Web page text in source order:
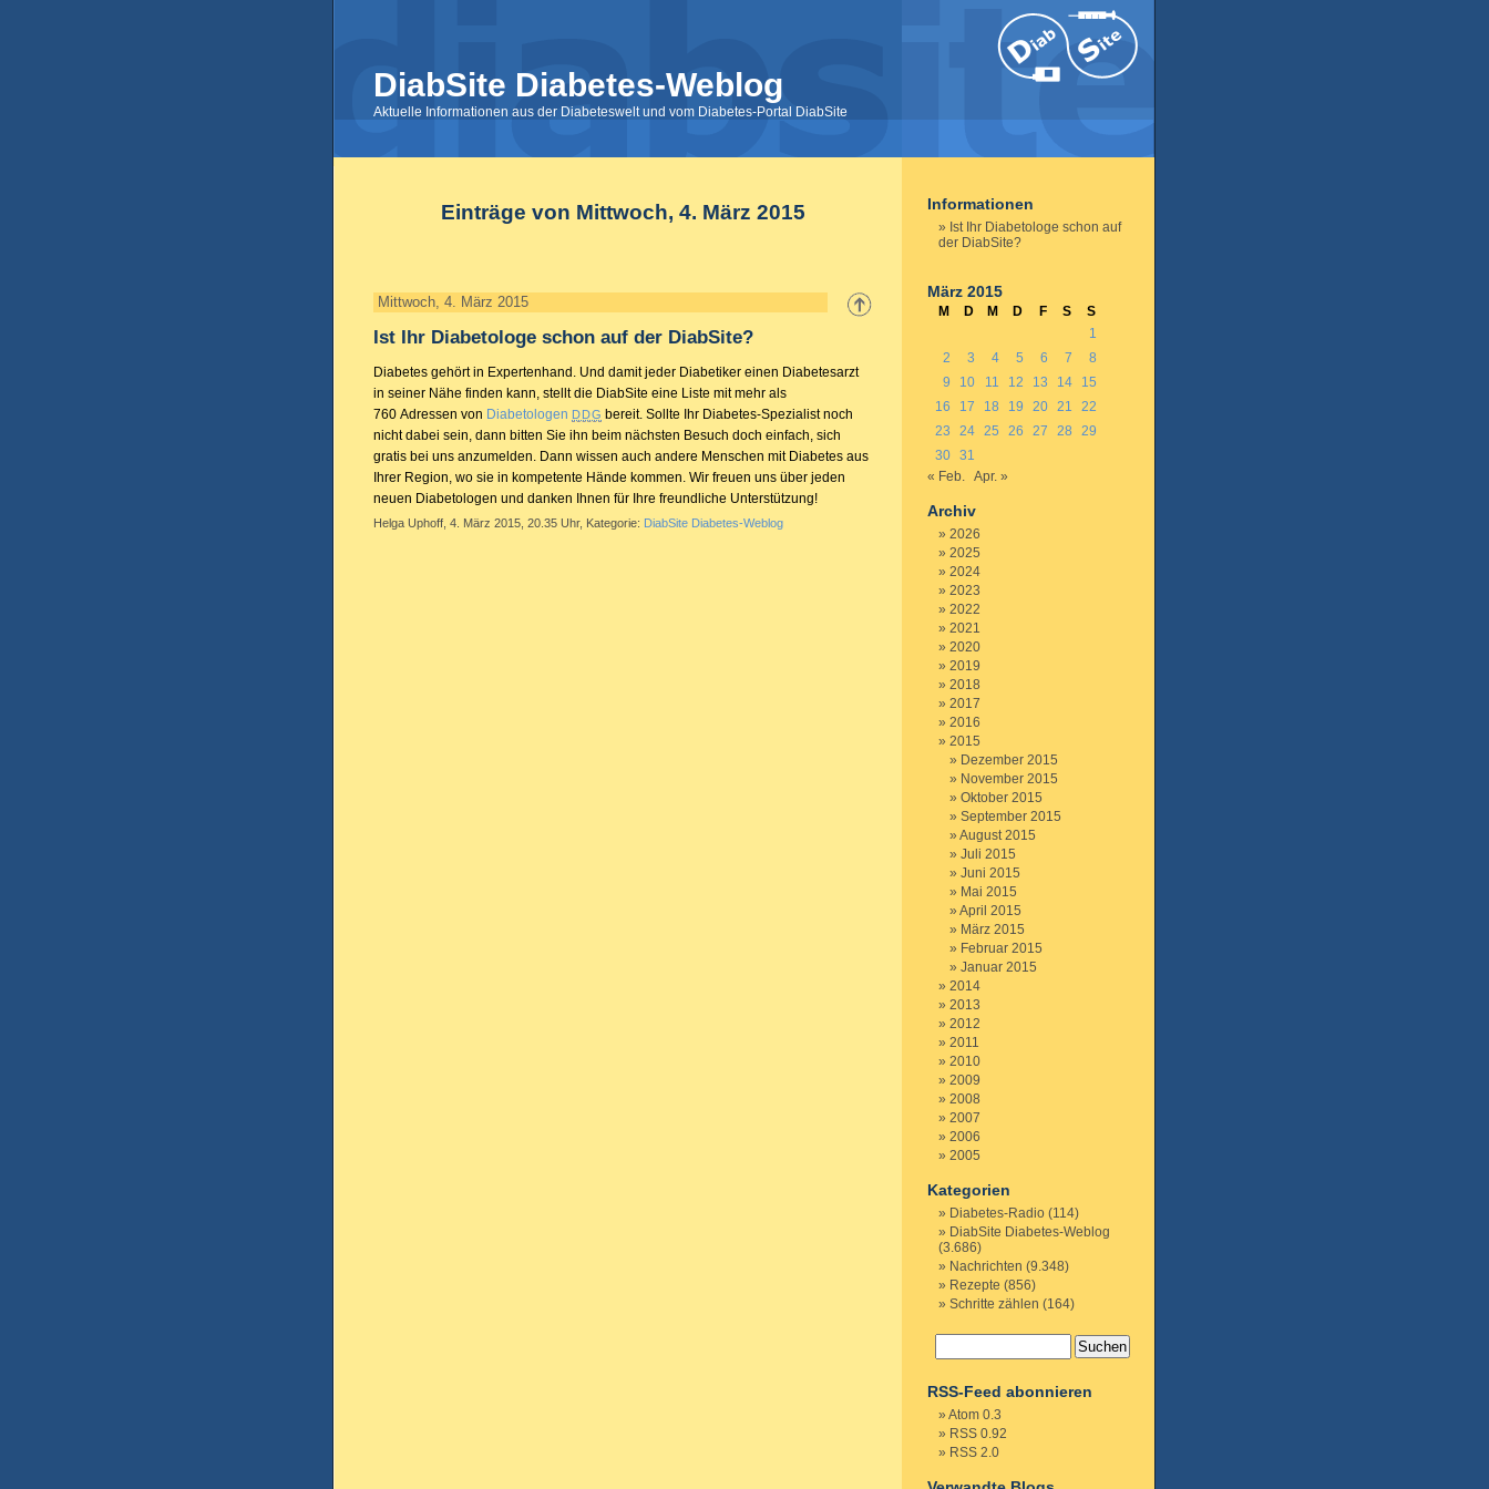
DiabSite Diabetes-Weblog
Aktuelle Informationen aus der Diabeteswelt und vom Diabetes-Portal DiabSite
Einträge von Mittwoch, 4. März 2015
Mittwoch, 4. März 2015
Ist Ihr Diabetologe schon auf der DiabSite?
Diabetes gehört in Expertenhand. Und damit jeder Diabetiker einen Diabetesarzt
in seiner Nähe finden kann, stellt die DiabSite eine Liste mit mehr als
760 Adressen von Diabetologen DDG bereit. Sollte Ihr Diabetes-Spezialist noch
nicht dabei sein, dann bitten Sie ihn beim nächsten Besuch doch einfach, sich
gratis bei uns anzumelden. Dann wissen auch andere Menschen mit Diabetes aus
Ihrer Region, wo sie in kompetente Hände kommen. Wir freuen uns über jeden
neuen Diabetologen und danken Ihnen für Ihre freundliche Unterstützung!
Helga Uphoff, 4. März 2015, 20.35 Uhr, Kategorie: DiabSite Diabetes-Weblog
Informationen
Ist Ihr Diabetologe schon auf
der DiabSite?
März 2015
M D M D F S
S
1
2
3 4 5 6 7
8
9
10 11 12 13 14
15
16
17 18 19 20 21
22
23
24 25 26 27 28
29
30 31
« Feb. Apr. »
Archiv
2026
2025
2024
2023
2022
2021
2020
2019
2018
2017
2016
2015
Dezember 2015
November 2015
Oktober 2015
September 2015
August 2015
Juli 2015
Juni 2015
Mai 2015
April 2015
März 2015
Februar 2015
Januar 2015
2014
2013
2012
2011
2010
2009
2008
2007
2006
2005
Kategorien
Diabetes-Radio (114)
DiabSite Diabetes-Weblog
(3.686)
Nachrichten (9.348)
Rezepte (856)
Schritte zählen (164)
RSS-Feed abonnieren
Atom 0.3
RSS 0.92
RSS 2.0